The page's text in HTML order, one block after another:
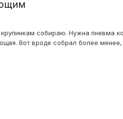
собираю. Нужна пневма
Вот вроде собрал более